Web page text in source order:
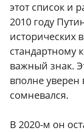
этот список и
2010 году
исторических
стандартному
важный знак.
вполне уверен
сомневался.
В 2020-м он